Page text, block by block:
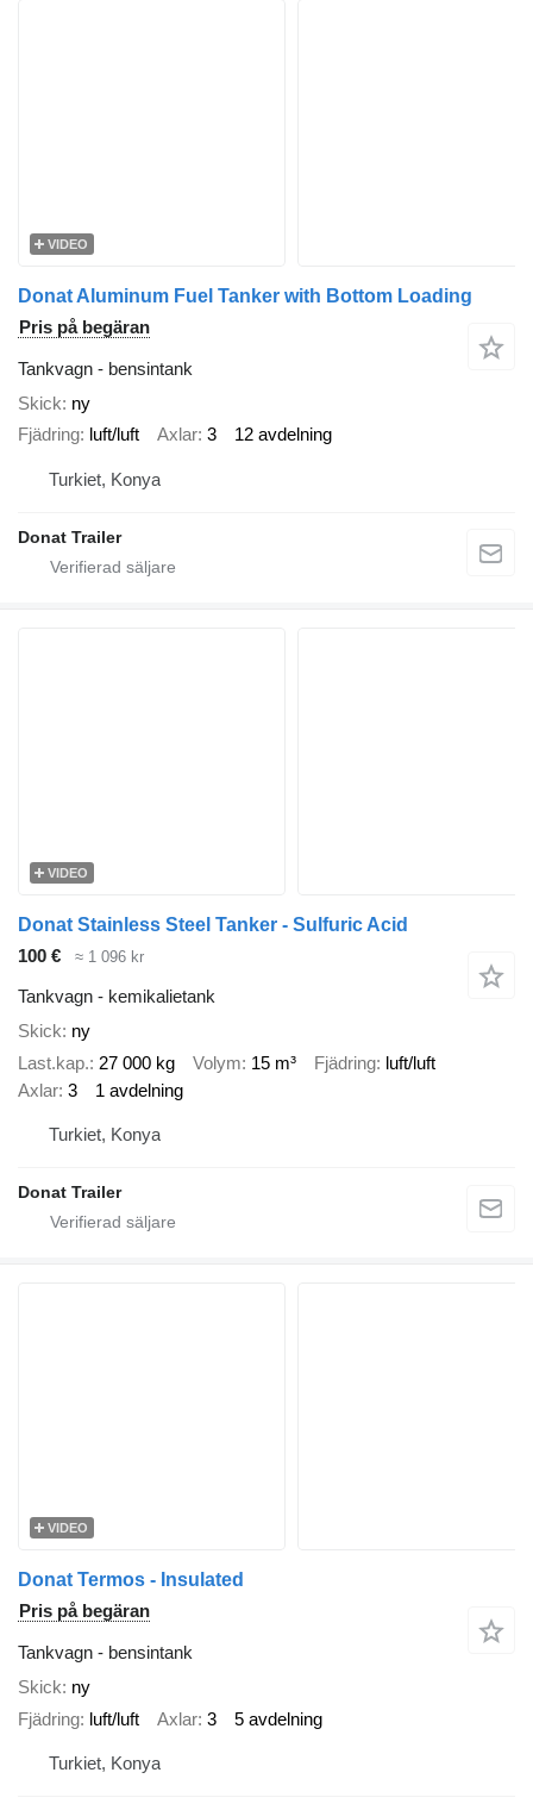
VIDEO
Donat Aluminum Fuel Tanker with Bottom Loading
Pris på begäran
Tankvagn - bensintank
Skick ny
Fjädring luft/luft Axlar 3 12 avdelning
Turkiet, Konya
Donat Trailer
VIDEO
Donat Stainless Steel Tanker - Sulfuric Acid
100 €
≈ 1 096 kr
Tankvagn - kemikalietank
Skick ny
Last.kap. 27 000 kg Volym 15 m³ Fjädring luft/luft
Axlar 3 1 avdelning
Turkiet, Konya
Donat Trailer
VIDEO
Donat Termos - Insulated
Pris på begäran
Tankvagn - bensintank
Skick ny
Fjädring luft/luft Axlar 3 5 avdelning
Turkiet, Konya